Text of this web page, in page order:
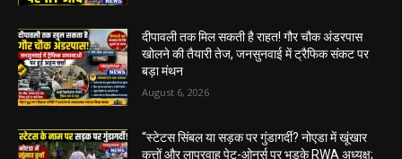
दीपावली तक मिल सकती है राहत! गौर चौक अंडरपास
खोलने की तैयारी तेज, जनसुनवाई में ट्रैफिक संकट पर
बड़ा मंथन
August 6, 2026
“स्टेटस सिंबल या सड़क पर गुंडागर्दी? नोएडा में खूंखार
कुत्तों और लापरवाह पेट-ओनर्स पर भड़के RWA अध्यक्ष;